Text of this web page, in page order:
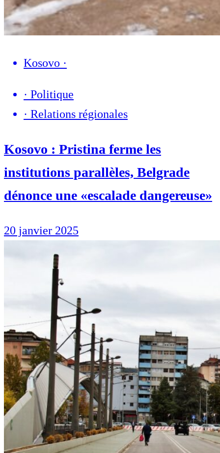
Kosovo ·
· Politique
· Relations régionales
Kosovo : Pristina ferme les
institutions parallèles, Belgrade
dénonce une «escalade dangereuse»
20 janvier 2025